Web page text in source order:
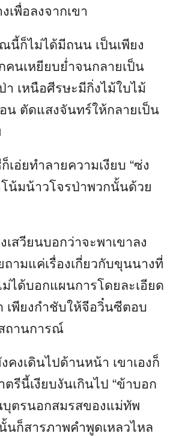
เพื่อลงจากเขา
นี้ก็ไม่ได้มีถนน เป็นเพียง
คนเหยียบย่ำจนกลายเป็น
า เหนือศีรษะมีกิ่งไม้ใบไม้
น ตัดแสงจันทร์ให้กลายเป็น
เอ่ยทำลายความเงียบ “ซ่ง
โน้มน้าวโจรป่าพวกนั้นด้วย
สวียนบอกว่าจะพาเขาลง
ถามแค่เรื่องเกี่ยวกับขุนนางที่
ได้บอกแผนการโดยละเอียด
เพียงกำชับให้จีอวิ๋นซีตอบ
ถานการณ์
คงเดินไปด้านหน้า เขาเองก็
รีนี้เงียบงันเกินไป “ข้าบอก
บุตรนอกสมรสของแม่ทัพ
นก็สารภาพคำพูดเหลวไหล